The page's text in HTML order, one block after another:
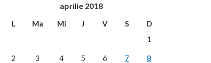
aprilie 2018
L Ma Mi J V S
D
1
2 3 4 5 6 7 8